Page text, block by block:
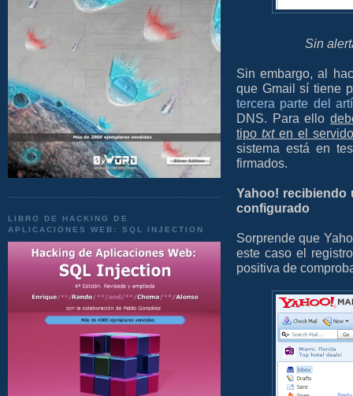
LIBRO DE HACKING DE
APLICACIONES WEB: SQL INJECTION
Sin
Sin embargo, al
que Gmail sí tiene
tercera parte del
DNS. Para ello
tipo txten el
sistema está en
firmados.
Yahoo! recibiendo
configurado
Sorprende que
este caso el
positiva de